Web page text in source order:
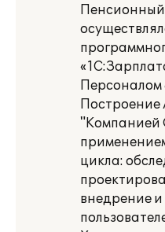
Персоналом
Построение
цикла:
внедрение